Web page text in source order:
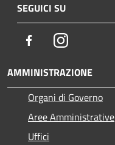
SEGUICI SU
FacebookInstagram
AMMINISTRAZIONE
Organi di Governo
Aree Amministrative
Uffici